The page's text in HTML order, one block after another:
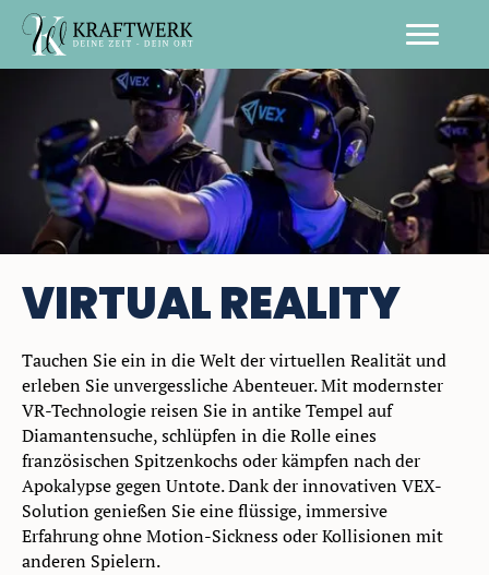
VIRTUAL REALITY
Tauchen Sie ein in die Welt der virtuellen Realität und
erleben Sie unvergessliche Abenteuer. Mit modernster
VR-Technologie reisen Sie in antike Tempel auf
Diamantensuche, schlüpfen in die Rolle eines
französischen Spitzenkochs oder kämpfen nach der
Apokalypse gegen Untote. Dank der innovativen VEX-
Solution genießen Sie eine flüssige, immersive
Erfahrung ohne Motion-Sickness oder Kollisionen mit
anderen Spielern.